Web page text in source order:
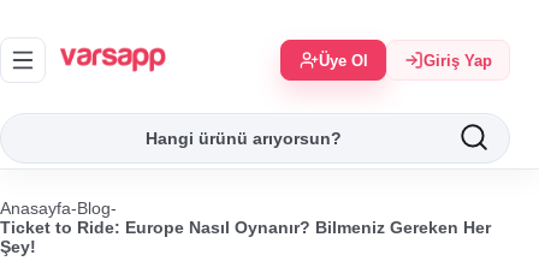
Üye Ol Giriş Yap
Anasayfa-Blog-
Ticket to Ride: Europe Nasıl Oynanır? Bilmeniz Gereken Her
Şey!